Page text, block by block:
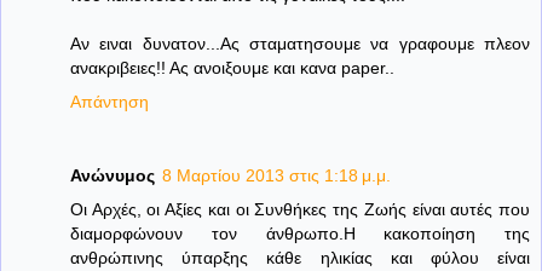
Αν ειναι δυνατον...Ας σταματησουμε να γραφουμε πλεον
ανακριβειες!! Ας ανοιξουμε και κανα paper..
Απάντηση
Ανώνυμος 8 Μαρτίου 2013 στις 1:18 μ.μ.
Οι Αρχές, οι Αξίες και οι Συνθήκες της Ζωής είναι αυτές που
διαμορφώνουν τον άνθρωπο.Η κακοποίηση της
ανθρώπινης ύπαρξης κάθε ηλικίας και φύλου είναι